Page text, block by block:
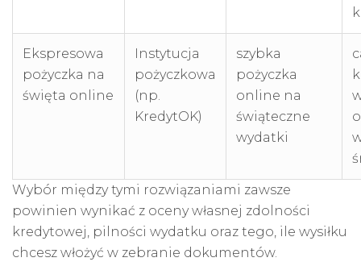
Ekspresowa
pożyczka na
święta online
Instytucja
pożyczkowa
(np.
KredytOK)
szybka
pożyczka
online na
świąteczne
wydatki
Wybór między tymi rozwiązaniami zawsze
powinien wynikać z oceny własnej zdolności
kredytowej, pilności wydatku oraz tego, ile wysiłku
chcesz włożyć w zebranie dokumentów.